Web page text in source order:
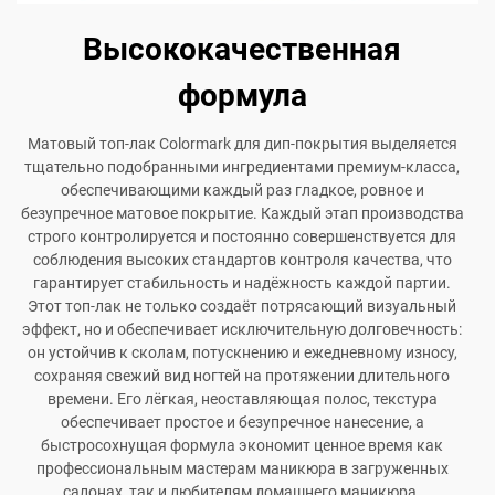
Высококачественная
формула
Матовый топ-лак Colormark для дип-покрытия выделяется
тщательно подобранными ингредиентами премиум-класса,
обеспечивающими каждый раз гладкое, ровное и
безупречное матовое покрытие. Каждый этап производства
строго контролируется и постоянно совершенствуется для
соблюдения высоких стандартов контроля качества, что
гарантирует стабильность и надёжность каждой партии.
Этот топ-лак не только создаёт потрясающий визуальный
эффект, но и обеспечивает исключительную долговечность:
он устойчив к сколам, потускнению и ежедневному износу,
сохраняя свежий вид ногтей на протяжении длительного
времени. Его лёгкая, неоставляющая полос, текстура
обеспечивает простое и безупречное нанесение, а
быстросохнущая формула экономит ценное время как
профессиональным мастерам маникюра в загруженных